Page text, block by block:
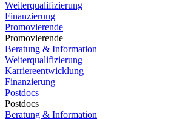
Weiterqualifizierung
Finanzierung
Promovierende
Promovierende
Beratung & Information
Weiterqualifizierung
Karriereentwicklung
Finanzierung
Postdocs
Postdocs
Beratung & Information